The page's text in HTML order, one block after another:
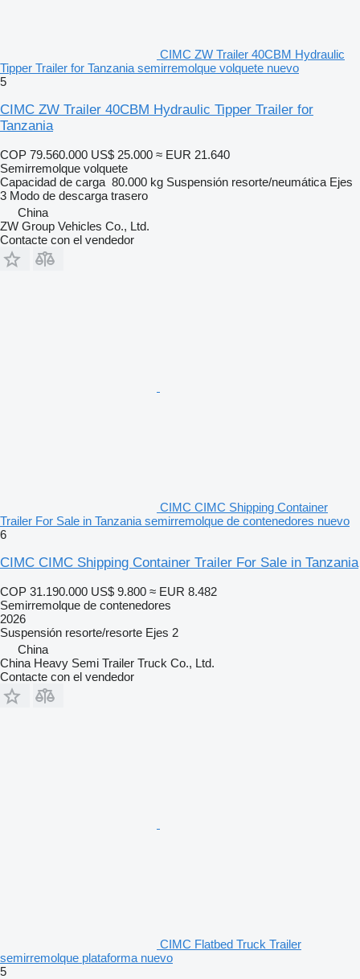
CIMC ZW Trailer 40CBM Hydraulic
Tipper Trailer for Tanzania semirremolque volquete nuevo
5
CIMC ZW Trailer 40CBM Hydraulic Tipper Trailer for
Tanzania
COP 79.560.000 US$ 25.000 ≈ EUR 21.640
Semirremolque volquete
Capacidad de carga 80.000 kg Suspensión resorte/neumática Ejes
3 Modo de descarga trasero
China
ZW Group Vehicles Co., Ltd.
Contacte con el vendedor
CIMC CIMC Shipping Container
Trailer For Sale in Tanzania semirremolque de contenedores nuevo
6
CIMC CIMC Shipping Container Trailer For Sale in Tanzania
COP 31.190.000 US$ 9.800 ≈ EUR 8.482
Semirremolque de contenedores
2026
Suspensión resorte/resorte Ejes 2
China
China Heavy Semi Trailer Truck Co., Ltd.
Contacte con el vendedor
CIMC Flatbed Truck Trailer
semirremolque plataforma nuevo
5